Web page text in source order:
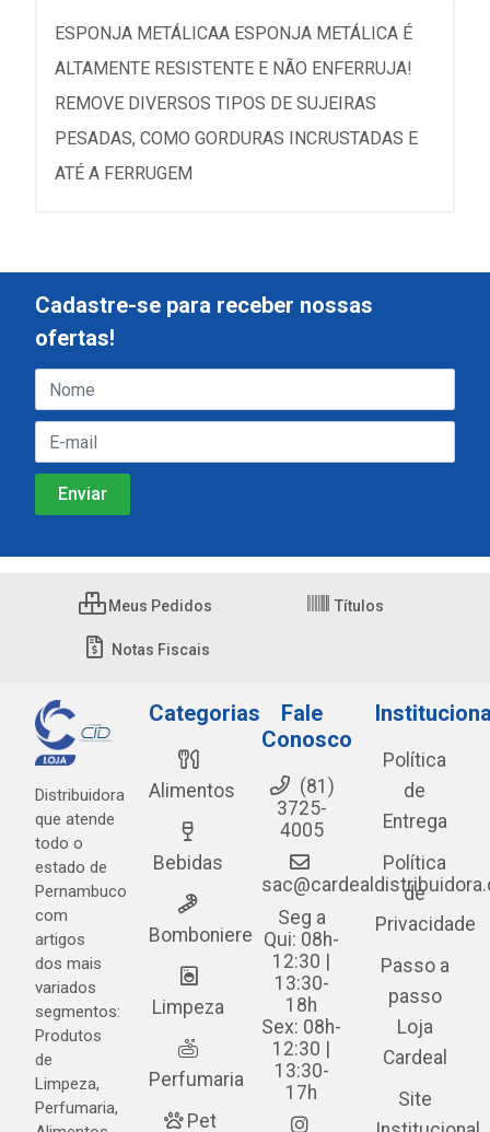
ESPONJA METÁLICAA ESPONJA METÁLICA É
ALTAMENTE RESISTENTE E NÃO ENFERRUJA!
REMOVE DIVERSOS TIPOS DE SUJEIRAS
PESADAS, COMO GORDURAS INCRUSTADAS E
ATÉ A FERRUGEM
Cadastre-se para receber nossas
ofertas!
Meus Pedidos Títulos
Notas Fiscais
Distribuidora
que atende
todo o
estado de
Pernambuco
com
artigos
dos mais
variados
segmentos:
Produtos
de
Limpeza,
Perfumaria,
Categorias
Alimentos
Bebidas
Bomboniere
Limpeza
Perfumaria
Pet
Fale
Conosco
(81)
3725-
4005
Seg a
Qui: 08h-
12:30 |
13:30-
18h
Sex: 08h-
12:30 |
13:30-
17h
Política
de
Entrega
Política
de
Privacidade
Passo a
passo
Loja
Cardeal
Site